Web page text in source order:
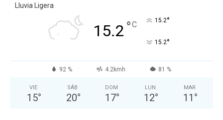
Lluvia Ligera
15.2 °C 15.2°
15.2°
92 % 4.2kmh 81 %
VIE
15°
SÁB
20°
DOM
17°
LUN
12°
MAR
11 °